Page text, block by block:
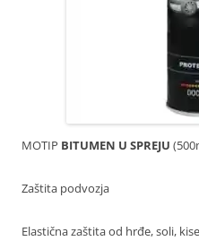
MOTIP BITUMEN U SPREJU
Zaštita podvozja
Elastična zaštita od hrđe, soli,